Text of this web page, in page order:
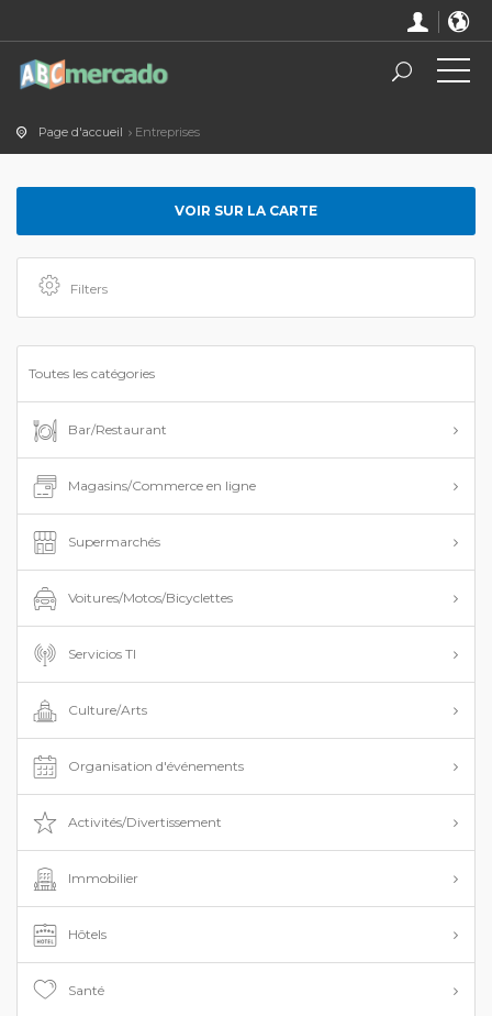
Page d'accueil Entreprises
VOIR SUR LA CARTE
Filters
Toutes les catégories
Bar/Restaurant
Magasins/Commerce en ligne
Supermarchés
Voitures/Motos/Bicyclettes
Servicios TI
Culture/Arts
Organisation d'événements
Activités/Divertissement
Immobilier
Hôtels
Santé